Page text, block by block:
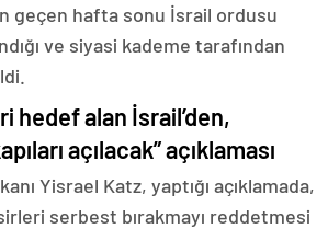
geçen hafta sonu İsrail ordusu
ve siyasi kademe tarafından
hedef alan İsrail’den,
açılacak” açıklaması
Yisrael Katz, yaptığı açıklamada,
serbest bırakmayı reddetmesi